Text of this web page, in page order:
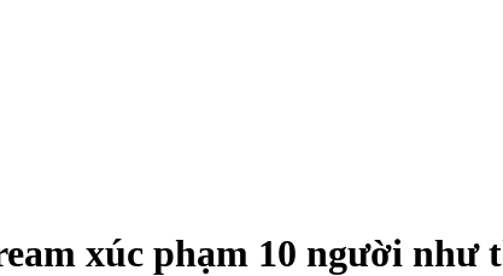
xúc phạm 10 người như